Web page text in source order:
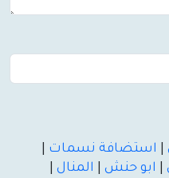
استضافة نسمات
ابو حنش المنال